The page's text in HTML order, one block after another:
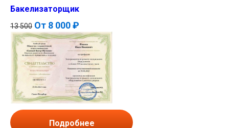
Бакелизаторщик
13 500 От 8 000 ₽
Подробнее